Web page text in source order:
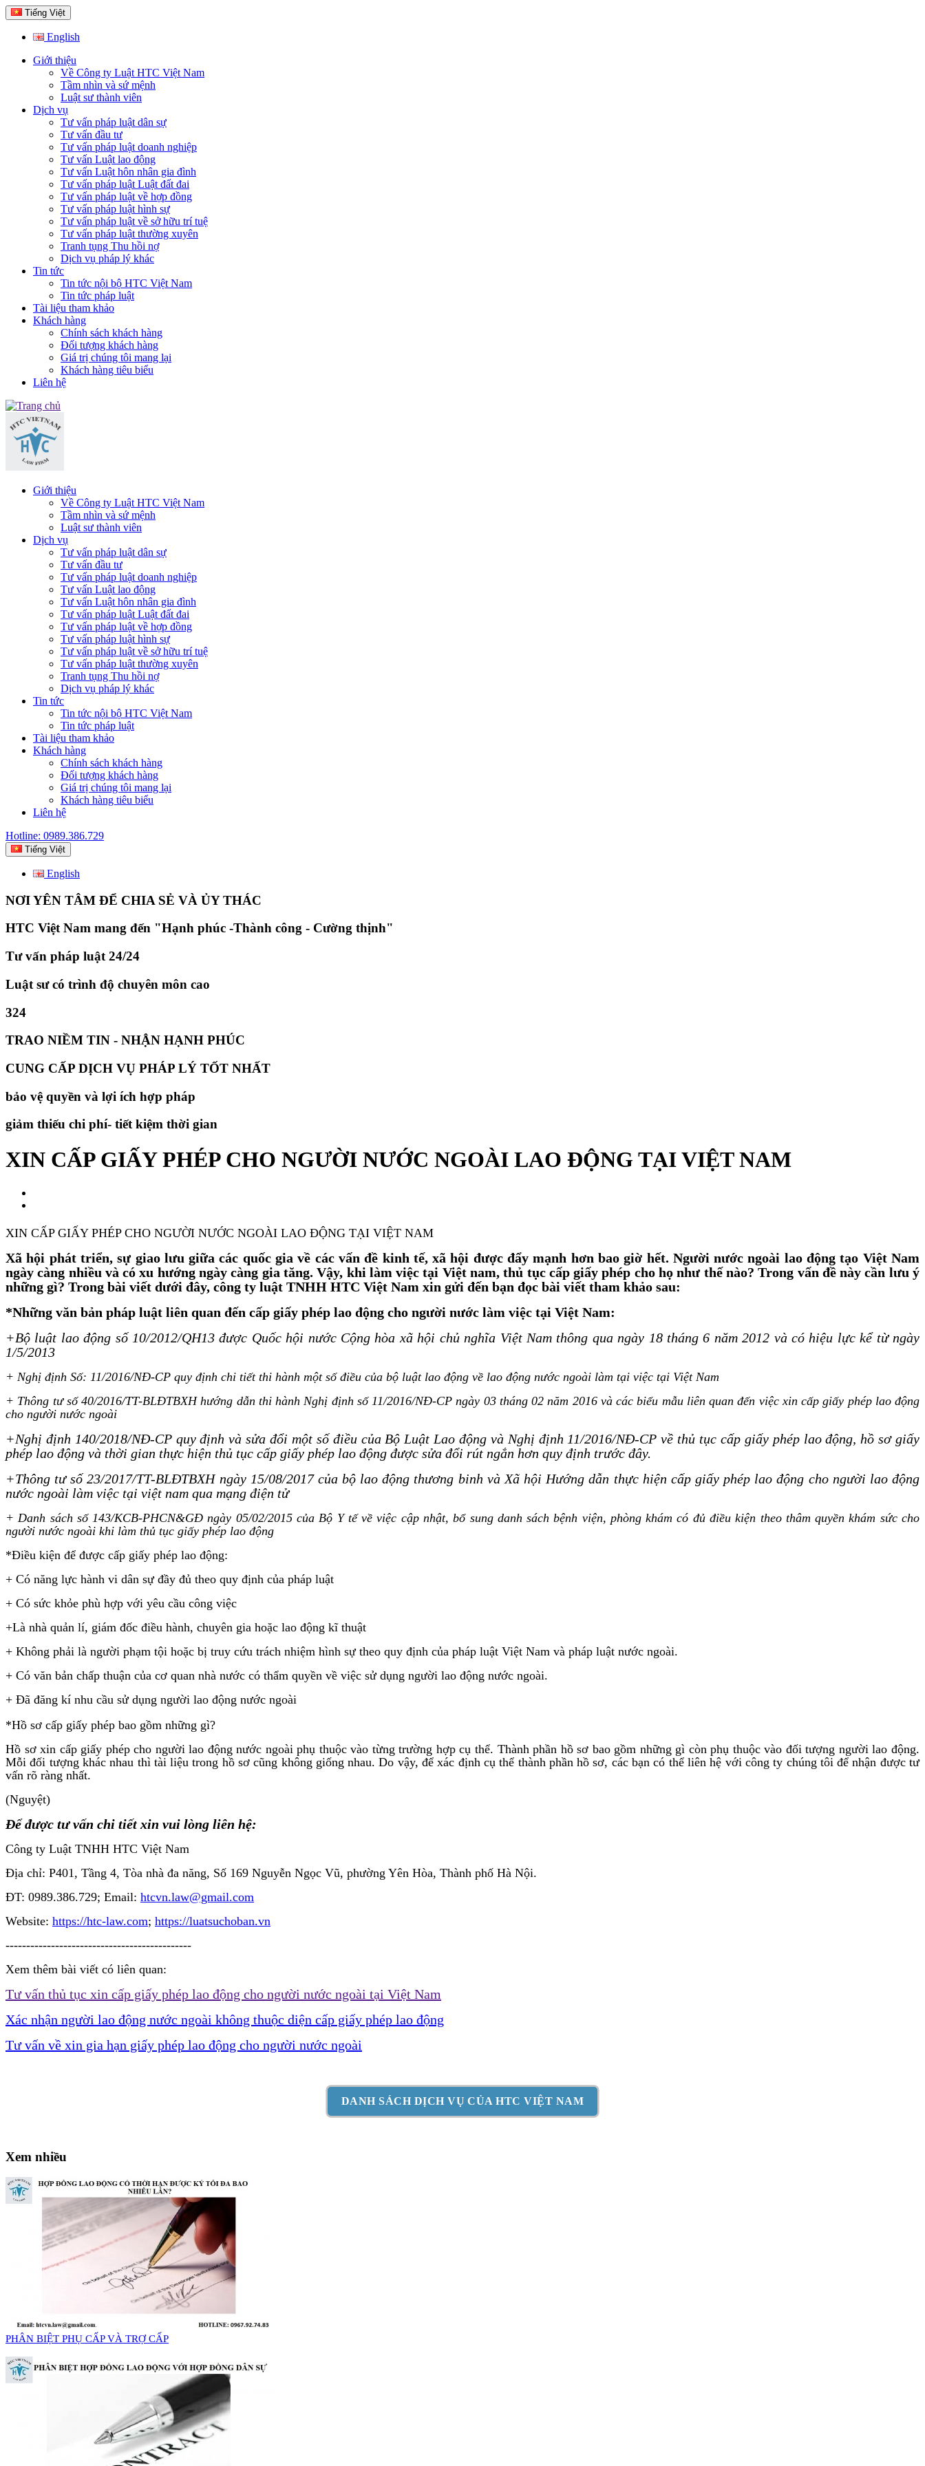
Tiếng Việt
English
Giới thiệu
Về Công ty Luật HTC Việt Nam
Tầm nhìn và sứ mệnh
Luật sư thành viên
Dịch vụ
Tư vấn pháp luật dân sự
Tư vấn đầu tư
Tư vấn pháp luật doanh nghiệp
Tư vấn Luật lao động
Tư vấn Luật hôn nhân gia đình
Tư vấn pháp luật Luật đất đai
Tư vấn pháp luật về hợp đồng
Tư vấn pháp luật hình sự
Tư vấn pháp luật về sở hữu trí tuệ
Tư vấn pháp luật thường xuyên
Tranh tụng Thu hồi nợ
Dịch vụ pháp lý khác
Tin tức
Tin tức nội bộ HTC Việt Nam
Tin tức pháp luật
Tài liệu tham khảo
Khách hàng
Chính sách khách hàng
Đối tượng khách hàng
Giá trị chúng tôi mang lại
Khách hàng tiêu biểu
Liên hệ
Giới thiệu
Về Công ty Luật HTC Việt Nam
Tầm nhìn và sứ mệnh
Luật sư thành viên
Dịch vụ
Tư vấn pháp luật dân sự
Tư vấn đầu tư
Tư vấn pháp luật doanh nghiệp
Tư vấn Luật lao động
Tư vấn Luật hôn nhân gia đình
Tư vấn pháp luật Luật đất đai
Tư vấn pháp luật về hợp đồng
Tư vấn pháp luật hình sự
Tư vấn pháp luật về sở hữu trí tuệ
Tư vấn pháp luật thường xuyên
Tranh tụng Thu hồi nợ
Dịch vụ pháp lý khác
Tin tức
Tin tức nội bộ HTC Việt Nam
Tin tức pháp luật
Tài liệu tham khảo
Khách hàng
Chính sách khách hàng
Đối tượng khách hàng
Giá trị chúng tôi mang lại
Khách hàng tiêu biểu
Liên hệ
Hotline: 0989.386.729
Tiếng Việt
English
NƠI YÊN TÂM ĐỂ CHIA SẺ VÀ ỦY THÁC
HTC Việt Nam mang đến "Hạnh phúc -Thành công - Cường thịnh"
Tư vấn pháp luật 24/24
Luật sư có trình độ chuyên môn cao
324
TRAO NIỀM TIN - NHẬN HẠNH PHÚC
CUNG CẤP DỊCH VỤ PHÁP LÝ TỐT NHẤT
bảo vệ quyền và lợi ích hợp pháp
giảm thiếu chi phí- tiết kiệm thời gian
​XIN CẤP GIẤY PHÉP CHO NGƯỜI NƯỚC NGOÀI LAO ĐỘNG TẠI VIỆT NAM
XIN CẤP GIẤY PHÉP CHO NGƯỜI NƯỚC NGOÀI LAO ĐỘNG TẠI VIỆT NAM
Xã hội phát triển, sự giao lưu giữa các quốc gia về các vấn đề kinh tế, xã hội được đẩy mạnh hơn bao giờ hết. Người nước ngoài lao động tạo Việt Nam
ngày càng nhiều và có xu hướng ngày càng gia tăng. Vậy, khi làm việc tại Việt nam, thủ tục cấp giấy phép cho họ như thế nào? Trong vấn đề này cần lưu ý
những gì? Trong bài viết dưới đây, công ty luật TNHH HTC Việt Nam xin gửi đến bạn đọc bài viết tham khảo sau:
*Những văn bản pháp luật liên quan đến cấp giấy phép lao động cho người nước làm việc tại Việt Nam:
+Bộ luật lao động số 10/2012/QH13 được Quốc hội nước Cộng hòa xã hội chủ nghĩa Việt Nam thông qua ngày 18 tháng 6 năm 2012 và có hiệu lực kể từ ngày
1/5/2013
+ Nghị định Số: 11/2016/NĐ-CP quy định chi tiết thi hành một số điều của bộ luật lao động về lao động nước ngoài làm tại việc tại Việt Nam
+ Thông tư số 40/2016/TT-BLĐTBXH hướng dẫn thi hành Nghị định số 11/2016/NĐ-CP ngày 03 tháng 02 năm 2016 và các biểu mẫu liên quan đến việc xin cấp giấy phép lao động
cho người nước ngoài
+Nghị định 140/2018/NĐ-CP quy định và sửa đổi một số điều của Bộ Luật Lao động và Nghị định 11/2016/NĐ-CP về thủ tục cấp giấy phép lao động, hồ sơ giấy
phép lao động và thời gian thực hiện thủ tục cấp giấy phép lao động được sửa đổi rút ngắn hơn quy định trước đây.
+Thông tư số 23/2017/TT-BLĐTBXH ngày 15/08/2017 của bộ lao động thương binh và Xã hội Hướng dẫn thực hiện cấp giấy phép lao động cho người lao động
nước ngoài làm việc tại việt nam qua mạng điện tử
+ Danh sách số 143/KCB-PHCN&GĐ ngày 05/02/2015 của Bộ Y tế về việc cập nhật, bổ sung danh sách bệnh viện, phòng khám có đủ điều kiện theo thâm quyền khám sức cho
người nước ngoài khi làm thủ tục giấy phép lao động
*Điều kiện để được cấp giấy phép lao động:
+ Có năng lực hành vi dân sự đầy đủ theo quy định của pháp luật
+ Có sức khỏe phù hợp với yêu cầu công việc
+Là nhà quản lí, giám đốc điều hành, chuyên gia hoặc lao động kĩ thuật
+ Không phải là người phạm tội hoặc bị truy cứu trách nhiệm hình sự theo quy định của pháp luật Việt Nam và pháp luật nước ngoài.
+ Có văn bản chấp thuận của cơ quan nhà nước có thẩm quyền về việc sử dụng người lao động nước ngoài.
+ Đã đăng kí nhu cầu sử dụng người lao động nước ngoài
*Hồ sơ cấp giấy phép bao gồm những gì?
Hồ sơ xin cấp giấy phép cho người lao động nước ngoài phụ thuộc vào từng trường hợp cụ thể. Thành phần hồ sơ bao gồm những gì còn phụ thuộc vào đối tượng người lao động.
Mỗi đối tượng khác nhau thì tài liệu trong hồ sơ cũng không giống nhau. Do vậy, để xác định cụ thể thành phần hồ sơ, các bạn có thể liên hệ với công ty chúng tôi để nhận được tư
vấn rõ ràng nhất.
(Nguyệt)
Để được tư vấn chi tiết xin vui lòng liên hệ:
Công ty Luật TNHH HTC Việt Nam
Địa chỉ: P401, Tầng 4, Tòa nhà đa năng, Số 169 Nguyễn Ngọc Vũ, phường Yên Hòa, Thành phố Hà Nội.
ĐT: 0989.386.729; Email: htcvn.law@gmail.com
Website: https://htc-law.com; https://luatsuchoban.vn
---------------------------------------------
Xem thêm bài viết có liên quan:
Tư vấn thủ tục xin cấp giấy phép lao động cho người nước ngoài tại Việt Nam
Xác nhận người lao động nước ngoài không thuộc diện cấp giấy phép lao động
Tư vấn về xin gia hạn giấy phép lao động cho người nước ngoài
DANH SÁCH DỊCH VỤ CỦA HTC VIỆT NAM
Xem nhiều
PHÂN BIỆT PHỤ CẤP VÀ TRỢ CẤP